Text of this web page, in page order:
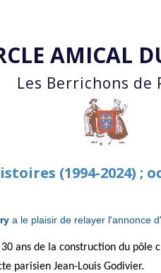
AMICAL
Les Berrichons de
(1994-2024) ;
a le plaisir de relayer l'annonce
ans de la construction du
parisien Jean-Louis Godivier.